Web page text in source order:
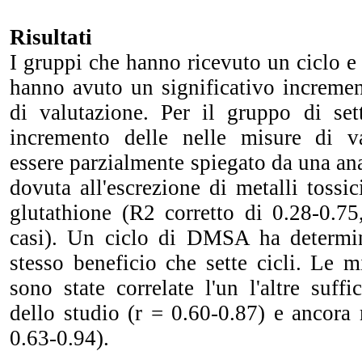
Risultati
I gruppi che hanno ricevuto un ciclo
hanno avuto un significativo
di valutazione. Per il gruppo di
incremento delle nelle misure di
essere parzialmente spiegato da una
dovuta all'escrezione di metalli
glutathione (R2 corretto di 0.28-
casi). Un ciclo di DMSA ha
stesso beneficio che sette cicli. Le
sono state correlate l'un l'altre
dello studio (r = 0.60-0.87) e
0.63-0.94).